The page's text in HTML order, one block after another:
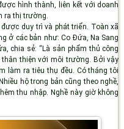
hình thành, liên kết với doanh
ra thị trường.
duy trì và phát triển. Toàn xã
ở các bản như: Co Đứa, Na Sang
chia sẻ: “Là sản phẩm thủ công
thiện với môi trường. Bởi vậy
làm ra tiêu thụ đều. Có tháng tôi
hộ trong bản cũng theo nghề,
thu nhập. Nghề này giờ không